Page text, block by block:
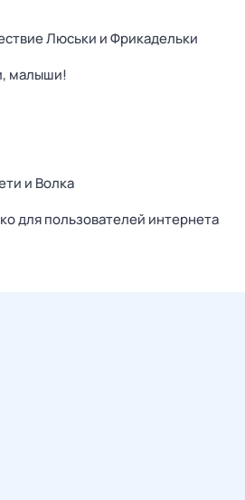
Люськи и Фрикадельки
малыши!
и Волка
для пользователей интернета